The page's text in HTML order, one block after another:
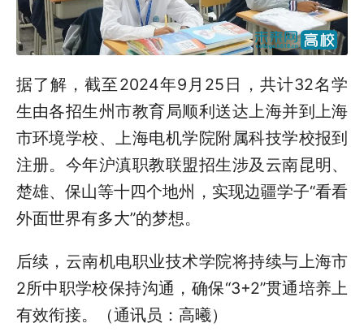
据了解，截至2024年9月25日，共计32名学
生由各招生州市教育局顺利送达上海并到上海
市环境学校、上海电机学院附属科技学校报到
注册。今年沪滇职教联盟招生涉及云南昆明、
楚雄、保山等十四个地州，实现边疆学子“看看
外面世界有多大”的梦想。
后续，云南机电职业技术学院将持续与上海市
2所中职学校保持沟通，确保“3+2”贯通培养上
有效衔接。（通讯员：高曦）